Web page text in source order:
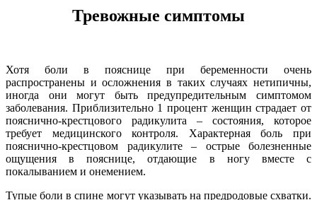
Тревожные симптомы
Хотя боли в пояснице при беременности очень
распространены и осложнения в таких случаях нетипичны,
иногда они могут быть предупредительным симптомом
заболевания. Приблизительно 1 процент женщин страдает от
пояснично-крестцового радикулита – состояния, которое
требует медицинского контроля. Характерная боль при
пояснично-крестцовом радикулите – острые болезненные
ощущения в пояснице, отдающие в ногу вместе с
покалыванием и онемением.
Тупые боли в спине могут указывать на предродовые схватки.